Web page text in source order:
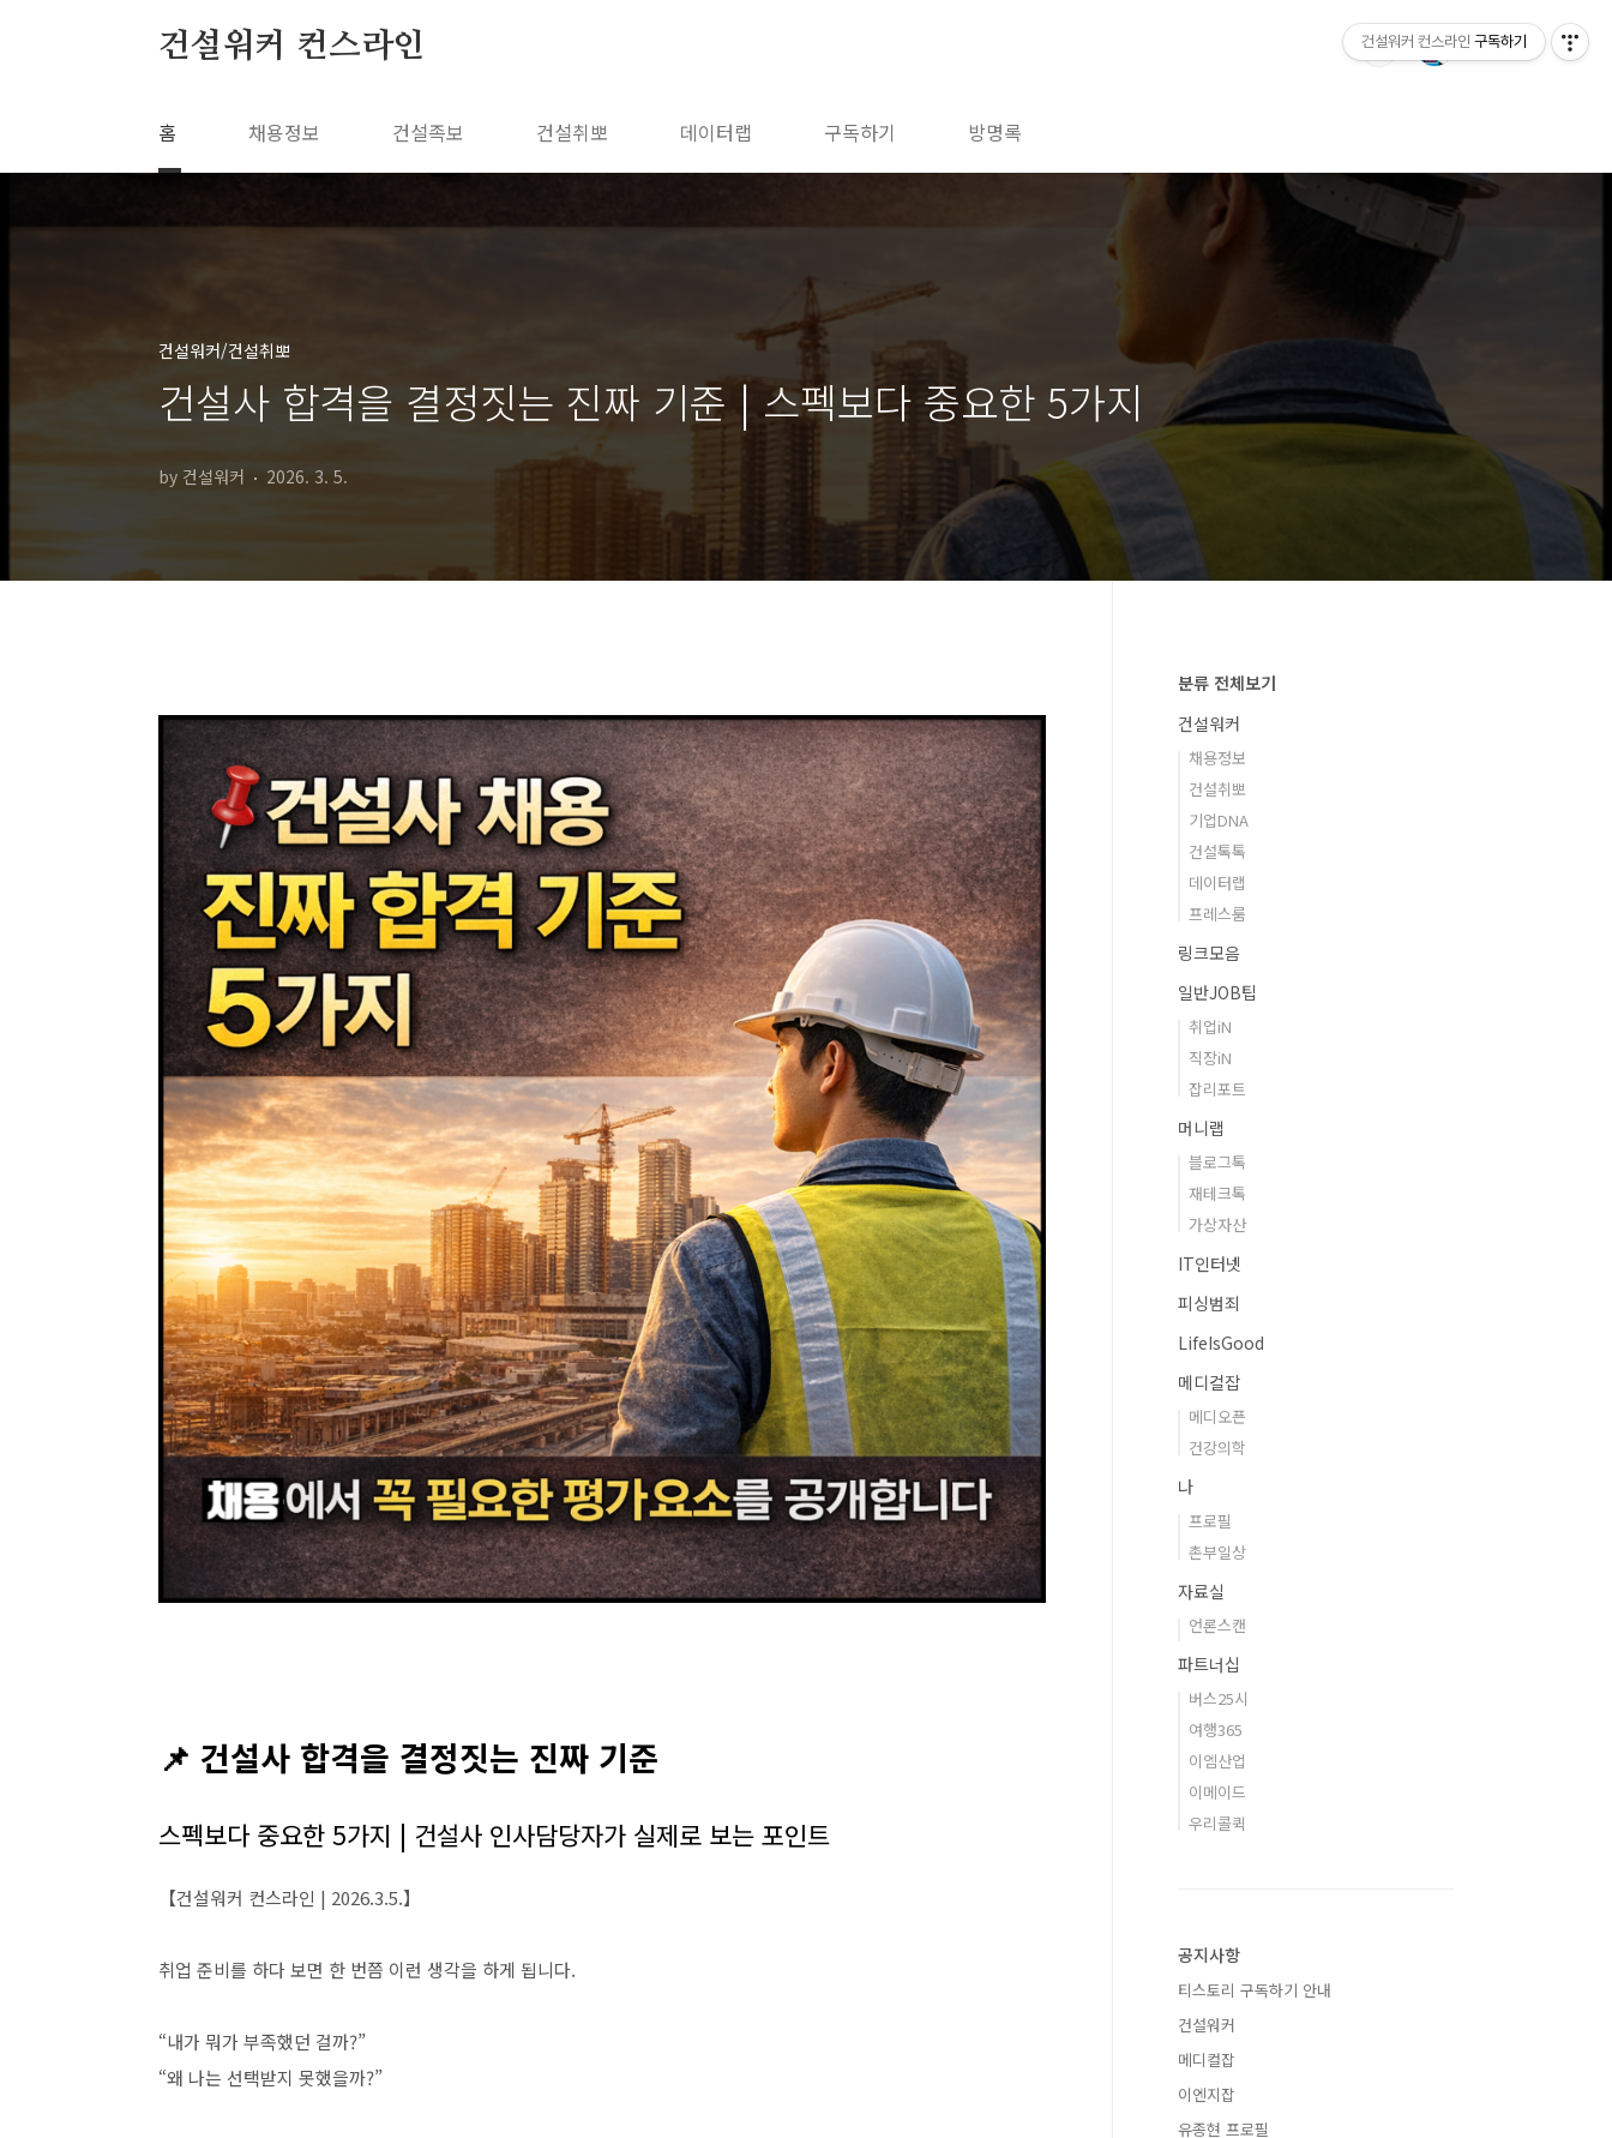
건설워커 컨스라인
홈 채용정보 건설족보 건설취뽀 데이터랩 구독하기 방명록
건설워커/건설취뽀
건설사 합격을 결정짓는 진짜 기준 | 스펙보다 중요한 5가지
by 건설워커 2026. 3. 5.
📌 건설사 합격을 결정짓는 진짜 기준
스펙보다 중요한 5가지 | 건설사 인사담당자가 실제로 보는 포인트
【건설워커 컨스라인 | 2026.3.5.】
취업 준비를 하다 보면 한 번쯤 이런 생각을 하게 됩니다.
“내가 뭐가 부족했던 걸까?”
“왜 나는 선택받지 못했을까?”
분류 전체보기
건설워커
채용정보
건설취뽀
기업DNA
건설톡톡
데이터랩
프레스룸
링크모음
일반JOB팁
취업iN
직장iN
잡리포트
머니랩
블로그톡
재테크톡
가상자산
IT인터넷
피싱범죄
LifeIsGood
메디컬잡
메디오픈
건강의학
나
프로필
촌부일상
자료실
언론스캔
파트너십
버스25시
여행365
이엠산업
이메이드
우리콜퀵
공지사항
티스토리 구독하기 안내
건설워커
메디컬잡
이엔지잡
유종현 프로필
건설워커 컨스라인 구독하기